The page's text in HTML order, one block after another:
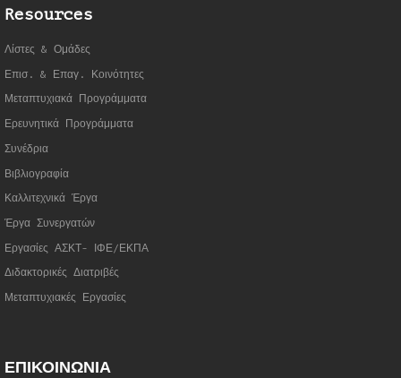
Resources
Λίστες & Ομάδες
Επισ. & Επαγ. Κοινότητες
Μεταπτυχιακά Προγράμματα
Ερευνητικά Προγράμματα
Συνέδρια
Βιβλιογραφία
Καλλιτεχνικά Έργα
Έργα Συνεργατών
Εργασίες ΑΣΚΤ- ΙΦΕ/ΕΚΠΑ
Διδακτορικές Διατριβές
Μεταπτυχιακές Εργασίες
ΕΠΙΚΟΙΝΩΝΙΑ